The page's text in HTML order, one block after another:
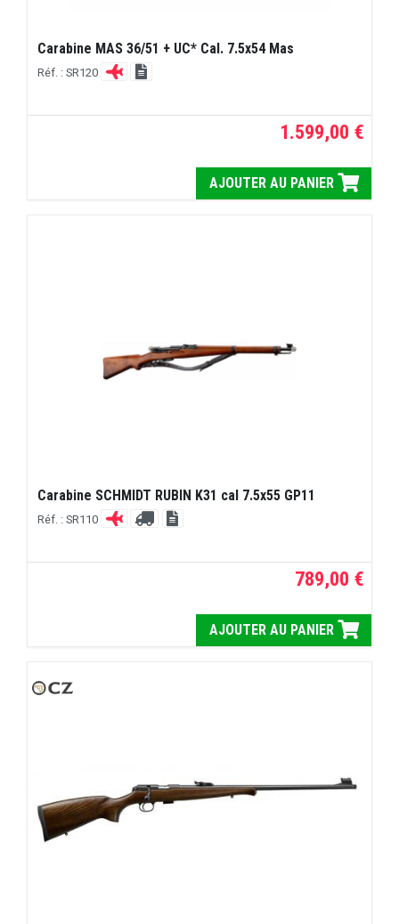
Carabine MAS 36/51 + UC* Cal. 7.5x54 Mas
Réf. : SR120
1.599,00 €
AJOUTER AU PANIER
Carabine SCHMIDT RUBIN K31 cal 7.5x55 GP11
Réf. : SR110
789,00 €
AJOUTER AU PANIER